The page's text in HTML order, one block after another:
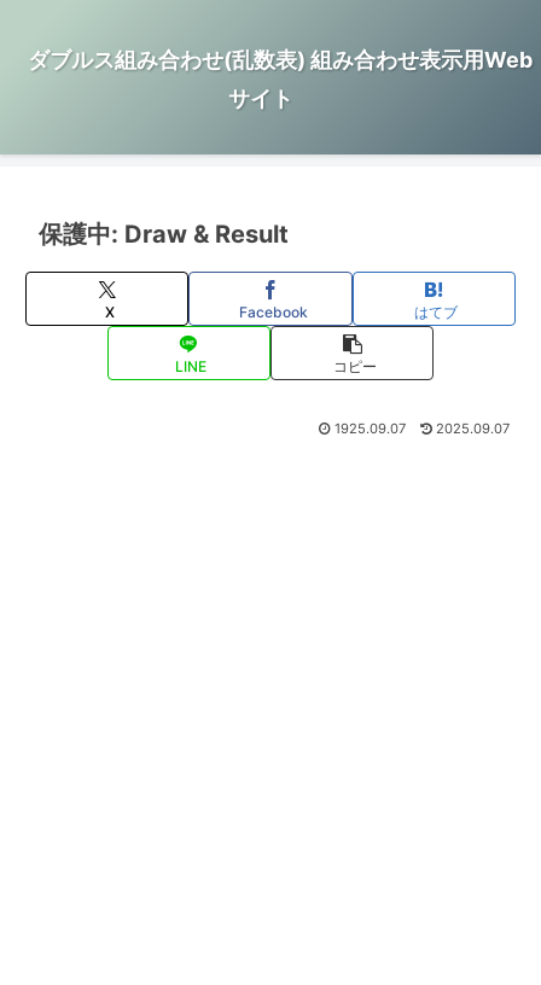
ダブルス組み合わせ(乱数表) 組み合わせ表示用Web
サイト
保護中: Draw & Result
X Facebook はてブ
LINE コピー
1925.09.07 2025.09.07